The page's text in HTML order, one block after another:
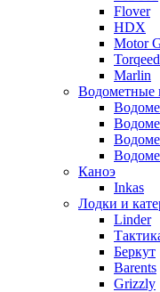
Flover
HDX
Motor
Marlin
Водометные
Каноэ
Inkas
Лодки и
Linder
Беркут
Barents
Grizzly